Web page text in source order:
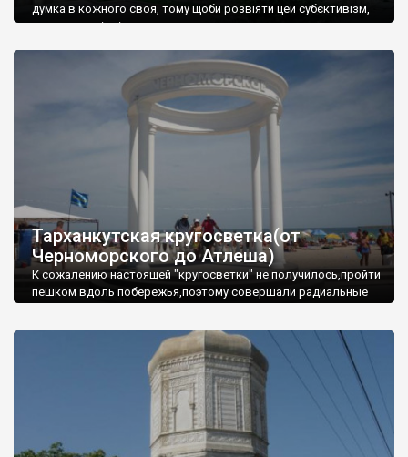
думка в кожного своя, тому щоби розвіяти цей субєктивізм,
запрошую відвідати це
Тарханкутская кругосветка(от
Черноморского до Атлеша)
К сожалению настоящей "кругосветки" не получилось,пройти
пешком вдоль побережья,поэтому совершали радиальные